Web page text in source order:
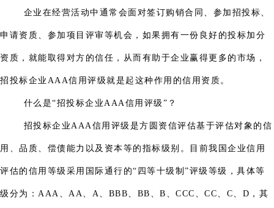
企业在经营活动中通常会面对签订购销合同、参加招投标、
申请资质、参加项目评审等机会，如果拥有一份良好的投标加分
资质，就能取得对方的信任，从而有助于企业赢得更多的市场，
招投标企业AAA信用评级就是起这种作用的信用资质。
什么是“招投标企业AAA信用评级”？
招投标企业AAA信用评级是方圆资信评估基于评估对象的信
用、品质、偿债能力以及资本等的指标级别。目前我国企业信用
评估的信用等级采用国际通行的“四等十级制”评级等级，具体等
级分为：AAA、AA、A、BBB、BB、B、CCC、CC、C、D，其